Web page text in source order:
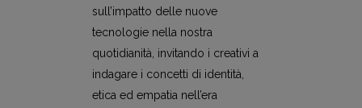
sull’impatto delle nuove
tecnologie nella nostra
quotidianità, invitando i creativi a
indagare i concetti di identità,
etica ed empatia nell’era